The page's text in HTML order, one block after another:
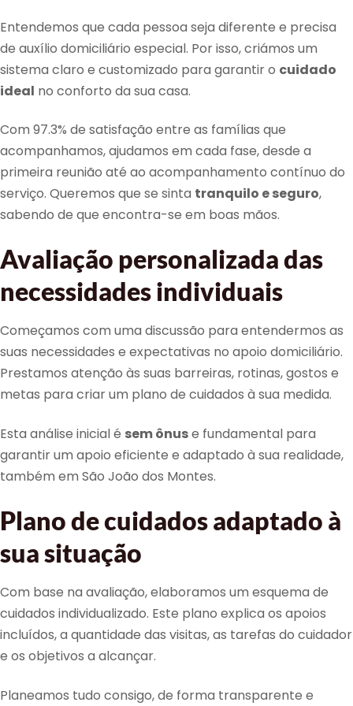
Entendemos que cada pessoa seja diferente e precisa
de auxílio domiciliário especial. Por isso, criámos um
sistema claro e customizado para garantir o cuidado
ideal no conforto da sua casa.
Com 97.3% de satisfação entre as famílias que
acompanhamos, ajudamos em cada fase, desde a
primeira reunião até ao acompanhamento contínuo do
serviço. Queremos que se sinta tranquilo e seguro,
sabendo de que encontra-se em boas mãos.
Avaliação personalizada das
necessidades individuais
Começamos com uma discussão para entendermos as
suas necessidades e expectativas no apoio domiciliário.
Prestamos atenção às suas barreiras, rotinas, gostos e
metas para criar um plano de cuidados à sua medida.
Esta análise inicial é sem ônuse fundamental para
garantir um apoio eficiente e adaptado à sua realidade,
também em São João dos Montes.
Plano de cuidados adaptado à
sua situação
Com base na avaliação, elaboramos um esquema de
cuidados individualizado. Este plano explica os apoios
incluídos, a quantidade das visitas, as tarefas do cuidador
e os objetivos a alcançar.
Planeamos tudo consigo, de forma transparente e